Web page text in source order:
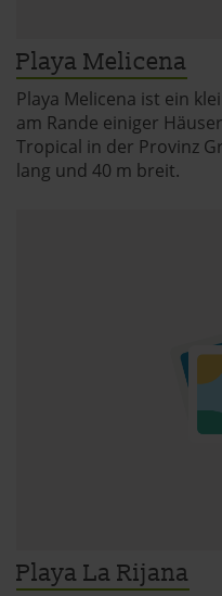
Playa Melicena
Playa Melicena ist ein
am Rande einiger
Tropical in der Provinz
lang und 40 m breit.
Playa La Rijana